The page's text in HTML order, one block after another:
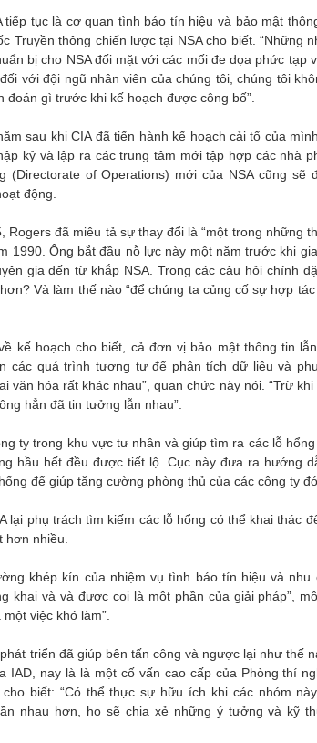
tiếp tục là cơ quan tình báo tín hiệu và bảo mật
Truyền thông chiến lược tại NSA cho biết. “Những
bị cho NSA đối mặt với các mối đe dọa phức tạp
với đội ngũ nhân viên của chúng tôi, chúng tôi
đoán gì trước khi kế hoạch được công bố”.
sau khi CIA đã tiến hành kế hoạch cải tổ của
kỷ và lập ra các trung tâm mới tập hợp các nhà
(Directorate of Operations) mới của NSA cũng sẽ
động.
Rogers đã miêu tả sự thay đổi là “một trong những
1990. Ông bắt đầu nỗ lực này một năm trước khi
gia đến từ khắp NSA. Trong các câu hỏi chính
Và làm thế nào “để chúng ta củng cố sự hợp tác
kế hoạch cho biết, cả đơn vị bảo mật thông tin
các quá trình tương tự để phân tích dữ liệu và
văn hóa rất khác nhau”, quan chức này nói. “Trừ
hẳn đã tin tưởng lẫn nhau”.
ty trong khu vực tư nhân và giúp tìm ra các lỗ
hầu hết đều được tiết lộ. Cục này đưa ra hướng
để giúp tăng cường phòng thủ của các công ty đó.
lại phụ trách tìm kiếm các lỗ hổng có thể khai thác
nhiều.
khép kín của nhiệm vụ tình báo tín hiệu và nhu
khai và và được coi là một phần của giải pháp”,
việc khó làm”.
triển đã giúp bên tấn công và ngược lại như thế
IAD, nay là là một cố vấn cao cấp của Phòng thí
biết: “Có thể thực sự hữu ích khi các nhóm
nhau hơn, họ sẽ chia xẻ những ý tưởng và kỹ